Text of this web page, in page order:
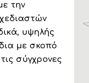
την
υψηλής
με σκοπό
σύγχρονες